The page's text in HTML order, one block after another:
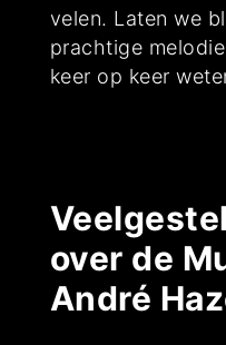
velen. Laten we
prachtige
keer op keer
over de
André